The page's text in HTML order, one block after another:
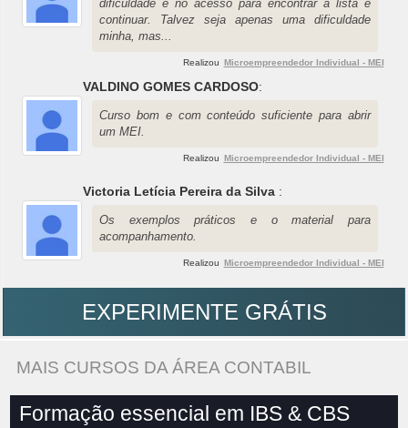
dificuldade é no acesso para encontrar a lista e
continuar. Talvez seja apenas uma dificuldade
minha, mas...
Realizou Microempreendedor Individual - MEI
VALDINO GOMES CARDOSO:
Curso bom e com conteúdo suficiente para abrir
um MEI.
Realizou Microempreendedor Individual - MEI
Victoria Letícia Pereira da Silva :
Os exemplos práticos e o material para
acompanhamento.
Realizou Microempreendedor Individual - MEI
EXPERIMENTE GRÁTIS
MAIS CURSOS DA ÁREA CONTABIL
Formação essencial em IBS & CBS